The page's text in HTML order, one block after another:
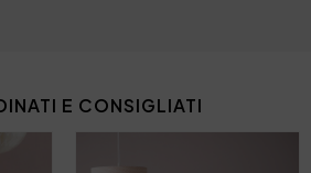
E CONSIGLIATI